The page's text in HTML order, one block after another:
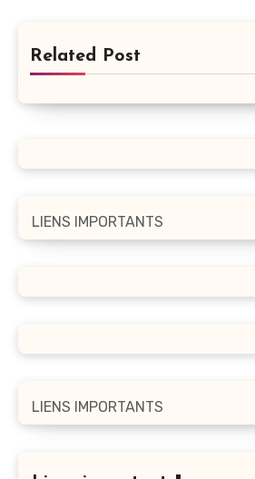
Related Post
LIENS IMPORTANTS
LIENS IMPORTANTS